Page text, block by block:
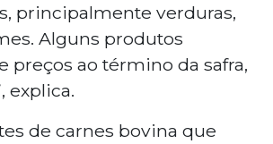
principalmente verduras,
Alguns produtos
preços ao término da safra,
explica.
de carnes bovina que